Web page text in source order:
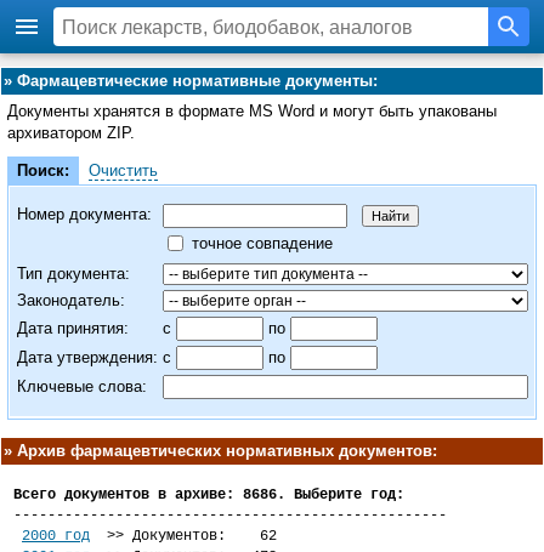
» Фармацевтические нормативные документы:
Документы хранятся в формате MS Word и могут быть упакованы
архиватором ZIP.
Поиск: Очистить
Номер документа:
точное совпадение
Тип документа:
Законодатель:
Дата принятия:
с
по
Дата утверждения: c
по
Ключевые слова:
» Архив фармацевтических нормативных документов:
Всего документов в архиве: 8686. Выберите год:
---------------------------------------------------
2000 год
  >> Документов:    62